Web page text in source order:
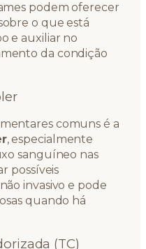
podem oferecer
o que está
e auxiliar no
da condição
comuns é a
, especialmente
sanguíneo nas
possíveis
invasivo e pode
quando há
(TC)